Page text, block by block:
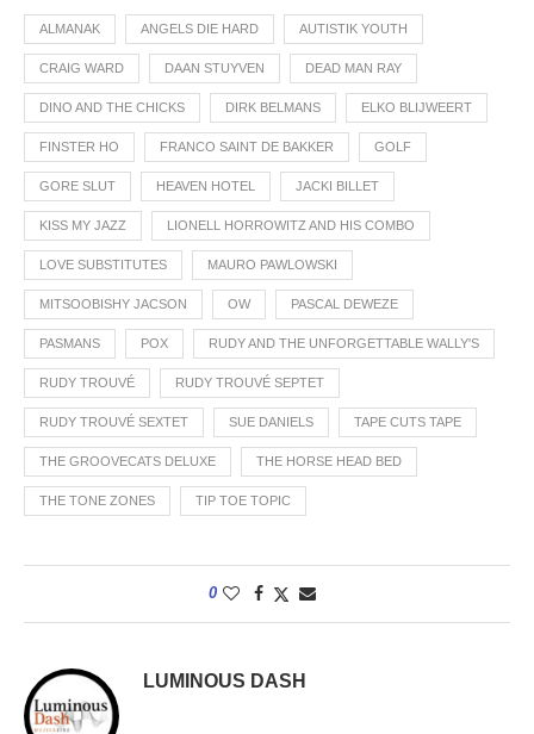
ALMANAK ANGELS DIE HARD AUTISTIK YOUTH
CRAIG WARD DAAN STUYVEN DEAD MAN RAY
DINO AND THE CHICKS DIRK BELMANS ELKO BLIJWEERT
FINSTER HO FRANCO SAINT DE BAKKER GOLF
GORE SLUT HEAVEN HOTEL JACKI BILLET
KISS MY JAZZ LIONELL HORROWITZ AND HIS COMBO
LOVE SUBSTITUTES MAURO PAWLOWSKI
MITSOOBISHY JACSON OW PASCAL DEWEZE
PASMANS POX RUDY AND THE UNFORGETTABLE WALLY'S
RUDY TROUVÉ RUDY TROUVÉ SEPTET
RUDY TROUVÉ SEXTET SUE DANIELS TAPE CUTS TAPE
THE GROOVECATS DELUXE THE HORSE HEAD BED
THE TONE ZONES TIP TOE TOPIC
0
LUMINOUS DASH